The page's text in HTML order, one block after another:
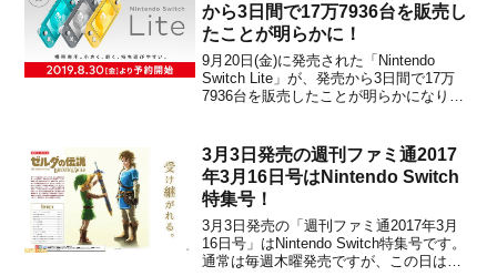
から3日間で17万7936台を販売し
たことが明らかに！
9月20日(金)に発売された「Nintendo
Switch Lite」が、発売から3日間で17万
7936台を販売したことが明らかになりま
9月20日～2019年9月22日／販...
3月3日発売の週刊ファミ通2017
年3月16日号はNintendo Switch
特集号！
3月3日発売の「週刊ファミ通2017年3月
16日号」はNintendo Switch特集号です。
通常は毎週木曜発売ですが、この日はス